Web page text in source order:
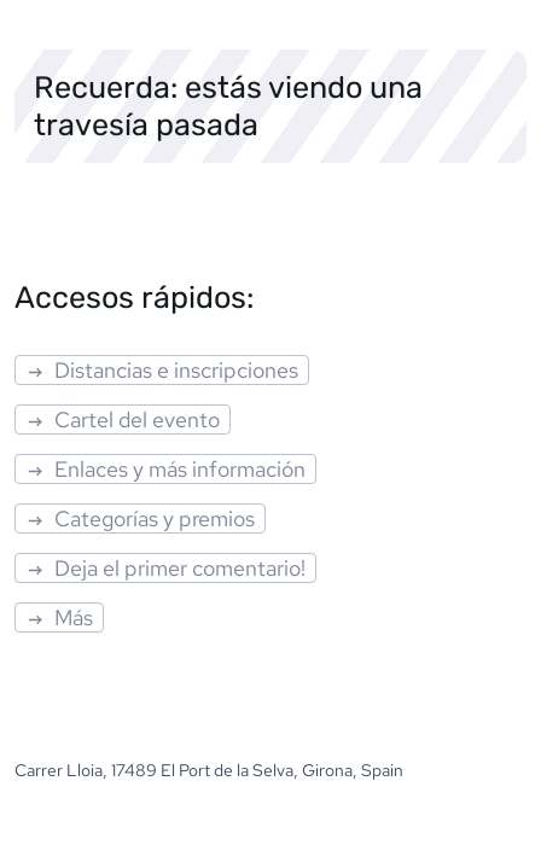
Recuerda: estás viendo una
travesía pasada
Accesos rápidos:
Distancias e inscripciones
Cartel del evento
Enlaces y más información
Categorías y premios
Deja el primer comentario!
Más
Carrer Lloia, 17489 El Port de la Selva, Girona, Spain